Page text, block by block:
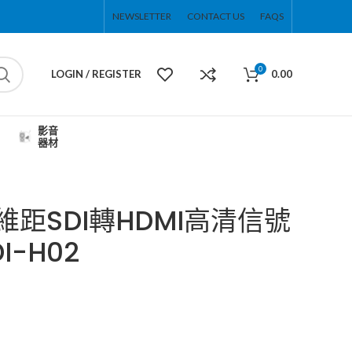
NEWSLETTER CONTACT US FAQS
LOGIN / REGISTER 0 0.00
影音
器材
距SDI轉HDMI高清信號
H02